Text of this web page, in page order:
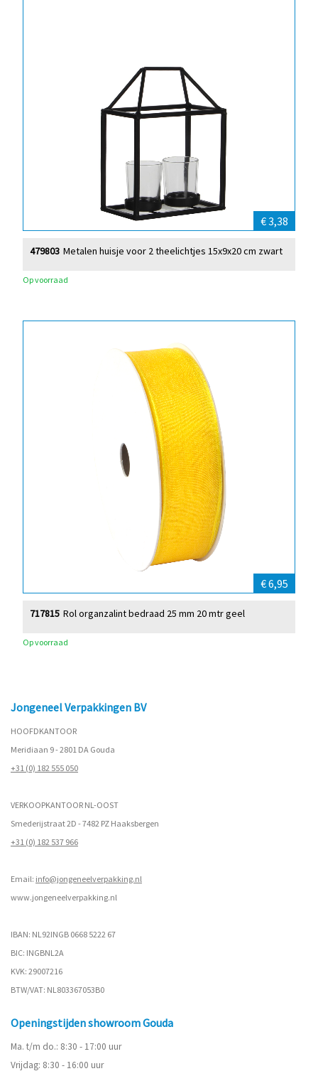
€ 3,38
Metalen huisje voor 2 theelichtjes 15x9x20 cm zwart
479803
Op voorraad
€ 6,95
Rol organzalint bedraad 25 mm 20 mtr geel
717815
Op voorraad
Jongeneel Verpakkingen BV
HOOFDKANTOOR
Meridiaan 9 - 2801 DA Gouda
+31 (0) 182 555 050
VERKOOPKANTOOR NL-OOST
Smederijstraat 2D - 7482 PZ Haaksbergen
+31 (0) 182 537 966
Email: info@jongeneelverpakking.nl
www.jongeneelverpakking.nl
IBAN: NL92INGB 0668 5222 67
BIC: INGBNL2A
KVK: 29007216
BTW/VAT: NL803367053B0
Openingstijden showroom Gouda
Ma. t/m do.: 8:30 - 17:00 uur
Vrijdag: 8:30 - 16:00 uur